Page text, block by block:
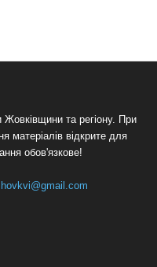
та регіону. При
матеріалів відкрите для
обов'язкове!